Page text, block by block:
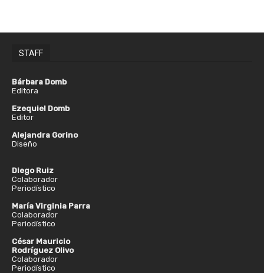
STAFF
Bárbara Domb
Editora
Ezequiel Domb
Editor
Alejandra Gorino
Diseño
Diego Ruiz
Colaborador
Periodístico
María Virginia Parra
Colaborador
Periodístico
César Mauricio
Rodríguez Olivo
Colaborador
Periodístico